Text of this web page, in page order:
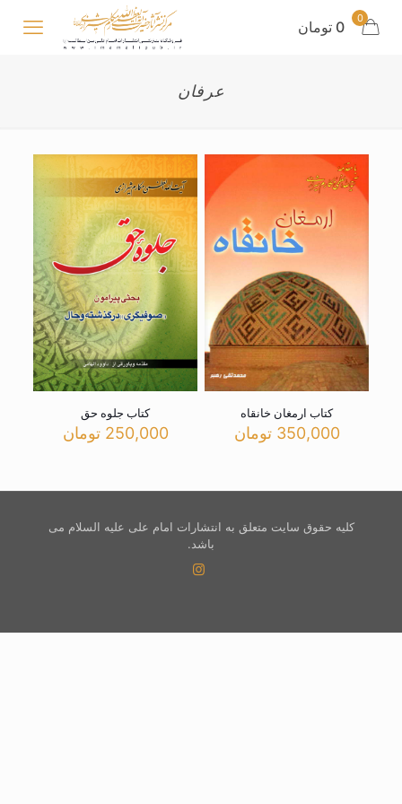
0 0 تومان
عرفان
کتاب ارمغان خانقاه
350,000 تومان
کتاب جلوه حق
250,000 تومان
کلیه حقوق سایت متعلق به انتشارات امام علی علیه السلام می
باشد.